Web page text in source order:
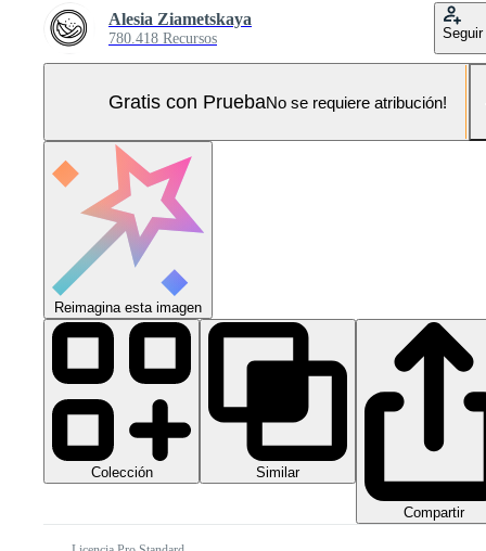
Alesia Ziametskaya
780.418 Recursos Seguir
Gratis con PruebaNo se requiere atribución!
Reimagina esta imagen
Colección Similar
Compartir